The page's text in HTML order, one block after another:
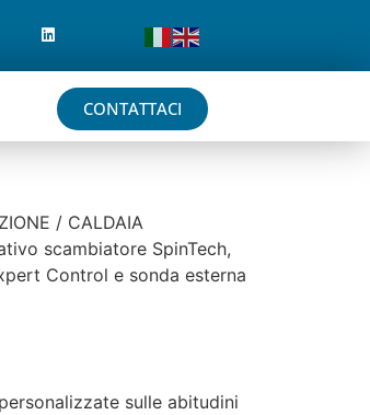
CONTATTACI
/ CALDAIA
scambiatore SpinTech,
Control e sonda esterna
sulle abitudini